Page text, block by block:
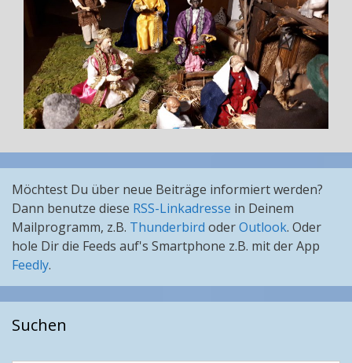
Möchtest Du über neue Beiträge informiert werden?
Dann benutze diese RSS-Linkadresse in Deinem
Mailprogramm, z.B. Thunderbird oderOutlook. Oder
hole Dir die Feeds auf's Smartphone z.B. mit der App
Feedly.
Suchen